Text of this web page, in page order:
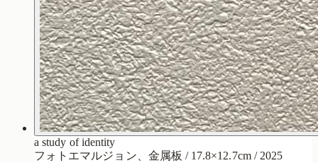
a study of identity
フォトエマルジョン、金属板 / 17.8×12.7cm / 2025